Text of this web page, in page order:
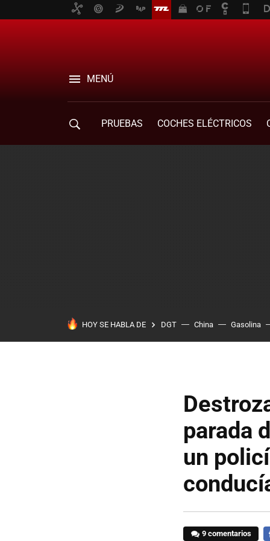
MENÚ
PRUEBAS COCHES ELÉCTRICOS
HOY SE HABLA DE DGT China Gasolina
parada
un
9 comentarios